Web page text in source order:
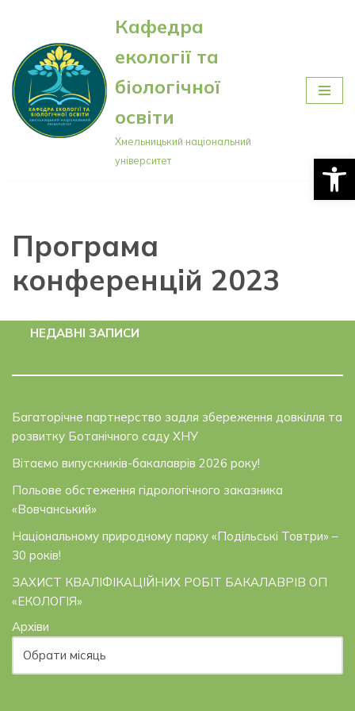
Перейти
до
вмісту
Кафедра
екології та
біологічної
освіти
Хмельницький національний
університет
Програма
конференцій 2023
НЕДАВНІ ЗАПИСИ
Багаторічне партнерство задля збереження довкілля та
розвитку Ботанічного саду ХНУ
Вітаємо випускників-бакалаврів 2026 року!
Польове обстеження гідрологічного заказника
«Вовчанський»
Національному природному парку «Подільські Товтри» –
30 років!
ЗАХИСТ КВАЛІФІКАЦІЙНИХ РОБІТ БАКАЛАВРІВ ОП
«ЕКОЛОГІЯ»
Архіви